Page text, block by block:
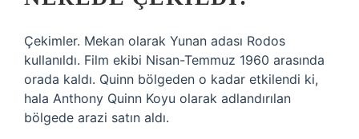
Çekimler. Mekan olarak Yunan adası Rodos
kullanıldı. Film ekibi Nisan-Temmuz 1960 arasında
orada kaldı. Quinn bölgeden o kadar etkilendi ki,
hala Anthony Quinn Koyu olarak adlandırılan
bölgede arazi satın aldı.